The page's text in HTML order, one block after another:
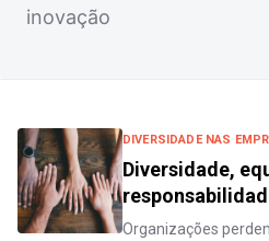
inovação
DIVERSIDADE NAS
Diversidade,
Organizações